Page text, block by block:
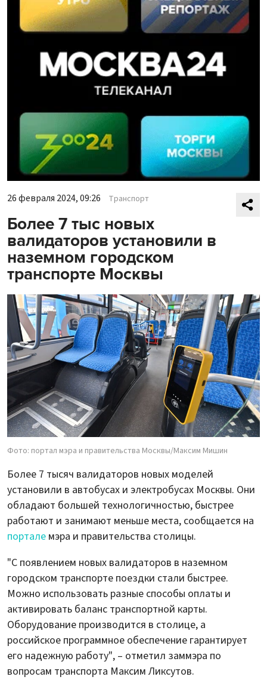
26 февраля 2024, 09:26 Транспорт
Более 7 тыс новых
валидаторов установили в
наземном городском
транспорте Москвы
Фото: портал мэра и правительства Москвы/Максим Мишин
Более 7 тысяч валидаторов новых моделей
установили в автобусах и электробусах Москвы. Они
обладают большей технологичностью, быстрее
работают и занимают меньше места, сообщается на
портале мэра и правительства столицы.
"С появлением новых валидаторов в наземном
городском транспорте поездки стали быстрее.
Можно использовать разные способы оплаты и
активировать баланс транспортной карты.
Оборудование производится в столице, а
российское программное обеспечение гарантирует
его надежную работу", – отметил заммэра по
вопросам транспорта Максим Ликсутов.